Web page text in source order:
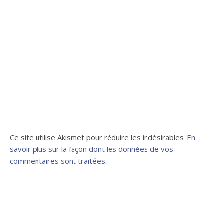
Ce site utilise Akismet pour réduire les indésirables. En
savoir plus sur la façon dont les données de vos
commentaires sont traitées.